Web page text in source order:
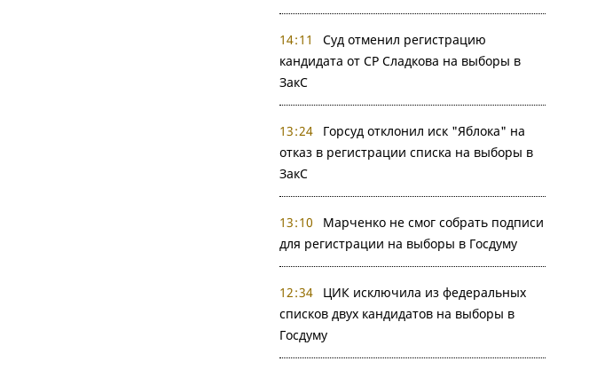
14:11
Суд отменил регистрацию
кандидата от СР Сладкова на выборы в
ЗакС
13:24
Горсуд отклонил иск "Яблока" на
отказ в регистрации списка на выборы в
ЗакС
13:10
Марченко не смог собрать подписи
для регистрации на выборы в Госдуму
12:34
ЦИК исключила из федеральных
списков двух кандидатов на выборы в
Госдуму